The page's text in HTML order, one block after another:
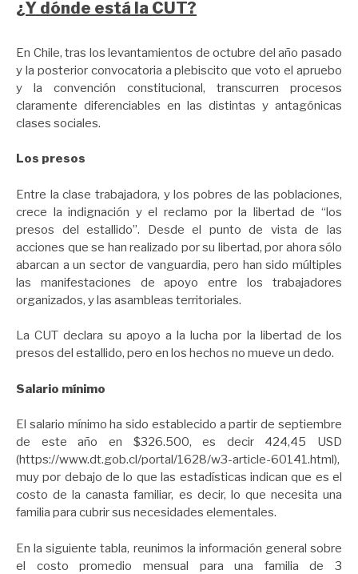
¿Y dónde está la CUT?
En Chile, tras los levantamientos de octubre del año pasado
y la posterior convocatoria a plebiscito que voto el apruebo
y la convención constitucional, transcurren procesos
claramente diferenciables en las distintas y antagónicas
clases sociales.
Los presos
Entre la clase trabajadora, y los pobres de las poblaciones,
crece la indignación y el reclamo por la libertad de “los
presos del estallido”. Desde el punto de vista de las
acciones que se han realizado por su libertad, por ahora sólo
abarcan a un sector de vanguardia, pero han sido múltiples
las manifestaciones de apoyo entre los trabajadores
organizados, y las asambleas territoriales.
La CUT declara su apoyo a la lucha por la libertad de los
presos del estallido, pero en los hechos no mueve un dedo.
Salario mínimo
El salario mínimo ha sido establecido a partir de septiembre
de este año en $326.500, es decir 424,45 USD
(https://www.dt.gob.cl/portal/1628/w3-article-60141.html),
muy por debajo de lo que las estadísticas indican que es el
costo de la canasta familiar, es decir, lo que necesita una
familia para cubrir sus necesidades elementales.
En la siguiente tabla, reunimos la información general sobre
el costo promedio mensual para una familia de 3